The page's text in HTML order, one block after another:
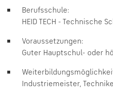
Berufsschule:
HEID TECH - Technische
Voraussetzungen:
Guter Hauptschul- oder
Industriemeister,